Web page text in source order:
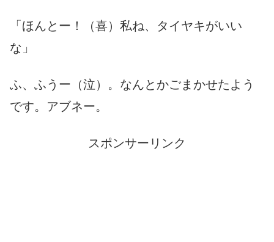
「ほんとー！（喜）私ね、タイヤキがいい
な」
ふ、ふうー（泣）。なんとかごまかせたよう
です。アブネー。
スポンサーリンク